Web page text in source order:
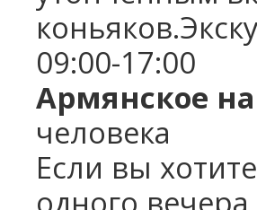
09:00-17:00
Армянское
человека
Если вы